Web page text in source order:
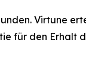
Virtune
für den Erhalt